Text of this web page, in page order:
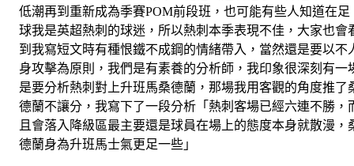
低潮再到重新成為季賽POM前段班，也可能有些人知道在足
球我是英超熱刺的球迷，所以熱刺本季表現不佳，大家也會
到我寫短文時有種恨鐵不成鋼的情緒帶入，當然還是要以不
身攻擊為原則，我們是有素養的分析師，我印象很深刻有一
是要分析熱刺對上升班馬桑德蘭，那場我用客觀的角度推了
德蘭不讓分，我寫下了一段分析「熱刺客場已經六連不勝，
且會落入降級區最主要還是球員在場上的態度本身就散漫，
德蘭身為升班馬士氣更足一些」